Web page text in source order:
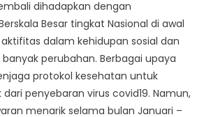
dihadapkan dengan
Besar tingkat Nasional di awal
dalam kehidupan sosial dan
perubahan. Berbagai upaya
protokol kesehatan untuk
penyebaran virus covid19. Namun,
menarik selama bulan Januari –